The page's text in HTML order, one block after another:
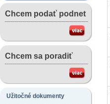
Chcem podať podnet
Chcem sa poradiť
Užitočné dokumenty